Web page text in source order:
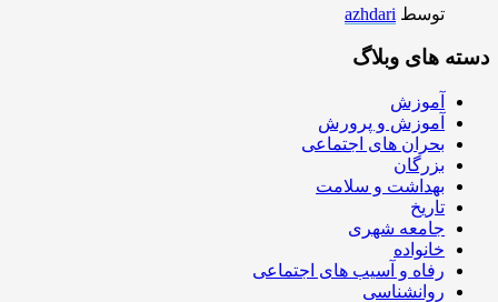
توسط azhdari
دسته های وبلاگ
آموزش
آموزش و پرورش
بحران های اجتماعی
بزرگان
بهداشت و سلامت
تاریخ
جامعه شهری
خانواده
رفاه و آسیب های اجتماعی
روانشناسی